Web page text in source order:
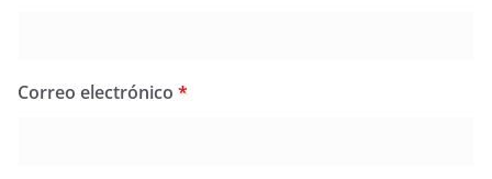
Correo electrónico *